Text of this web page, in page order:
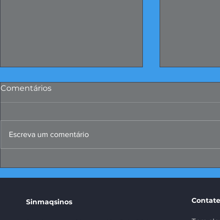
Comentários
Escreva um comentário
Sinmaqsinos